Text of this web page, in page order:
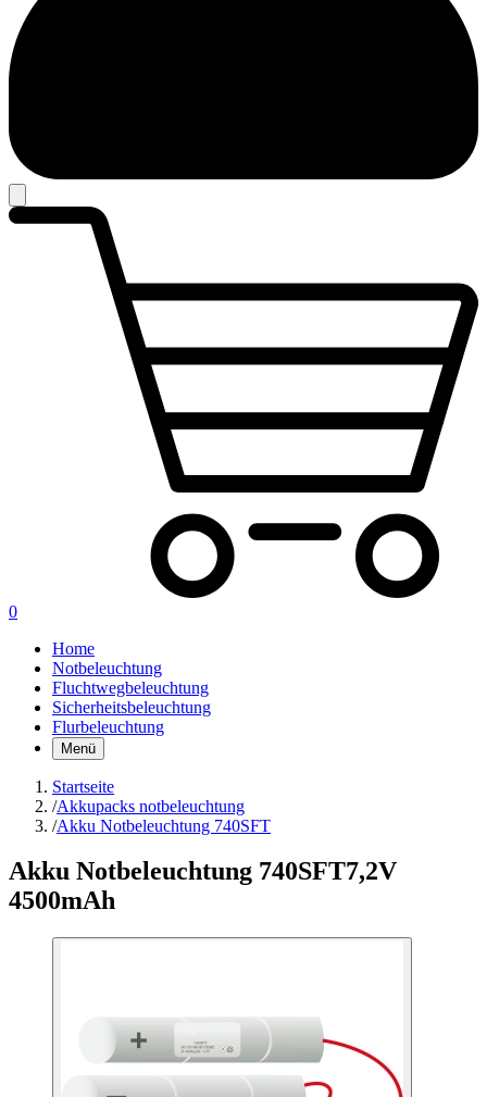
0
Home
Notbeleuchtung
Fluchtwegbeleuchtung
Sicherheitsbeleuchtung
Flurbeleuchtung
Menü
Startseite
/Akkupacks notbeleuchtung
/Akku Notbeleuchtung 740SFT
Akku Notbeleuchtung 740SFT7,2V
4500mAh